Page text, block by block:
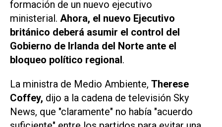
formación de un nuevo ejecutivo
ministerial. Ahora, el nuevo Ejecutivo
británico deberá asumir el control del
Gobierno de Irlanda del Norte ante el
bloqueo político regional .
La ministra de Medio Ambiente, Therese
Coffey, dijo a la cadena de televisión Sky
News, que "claramente" no había "acuerdo